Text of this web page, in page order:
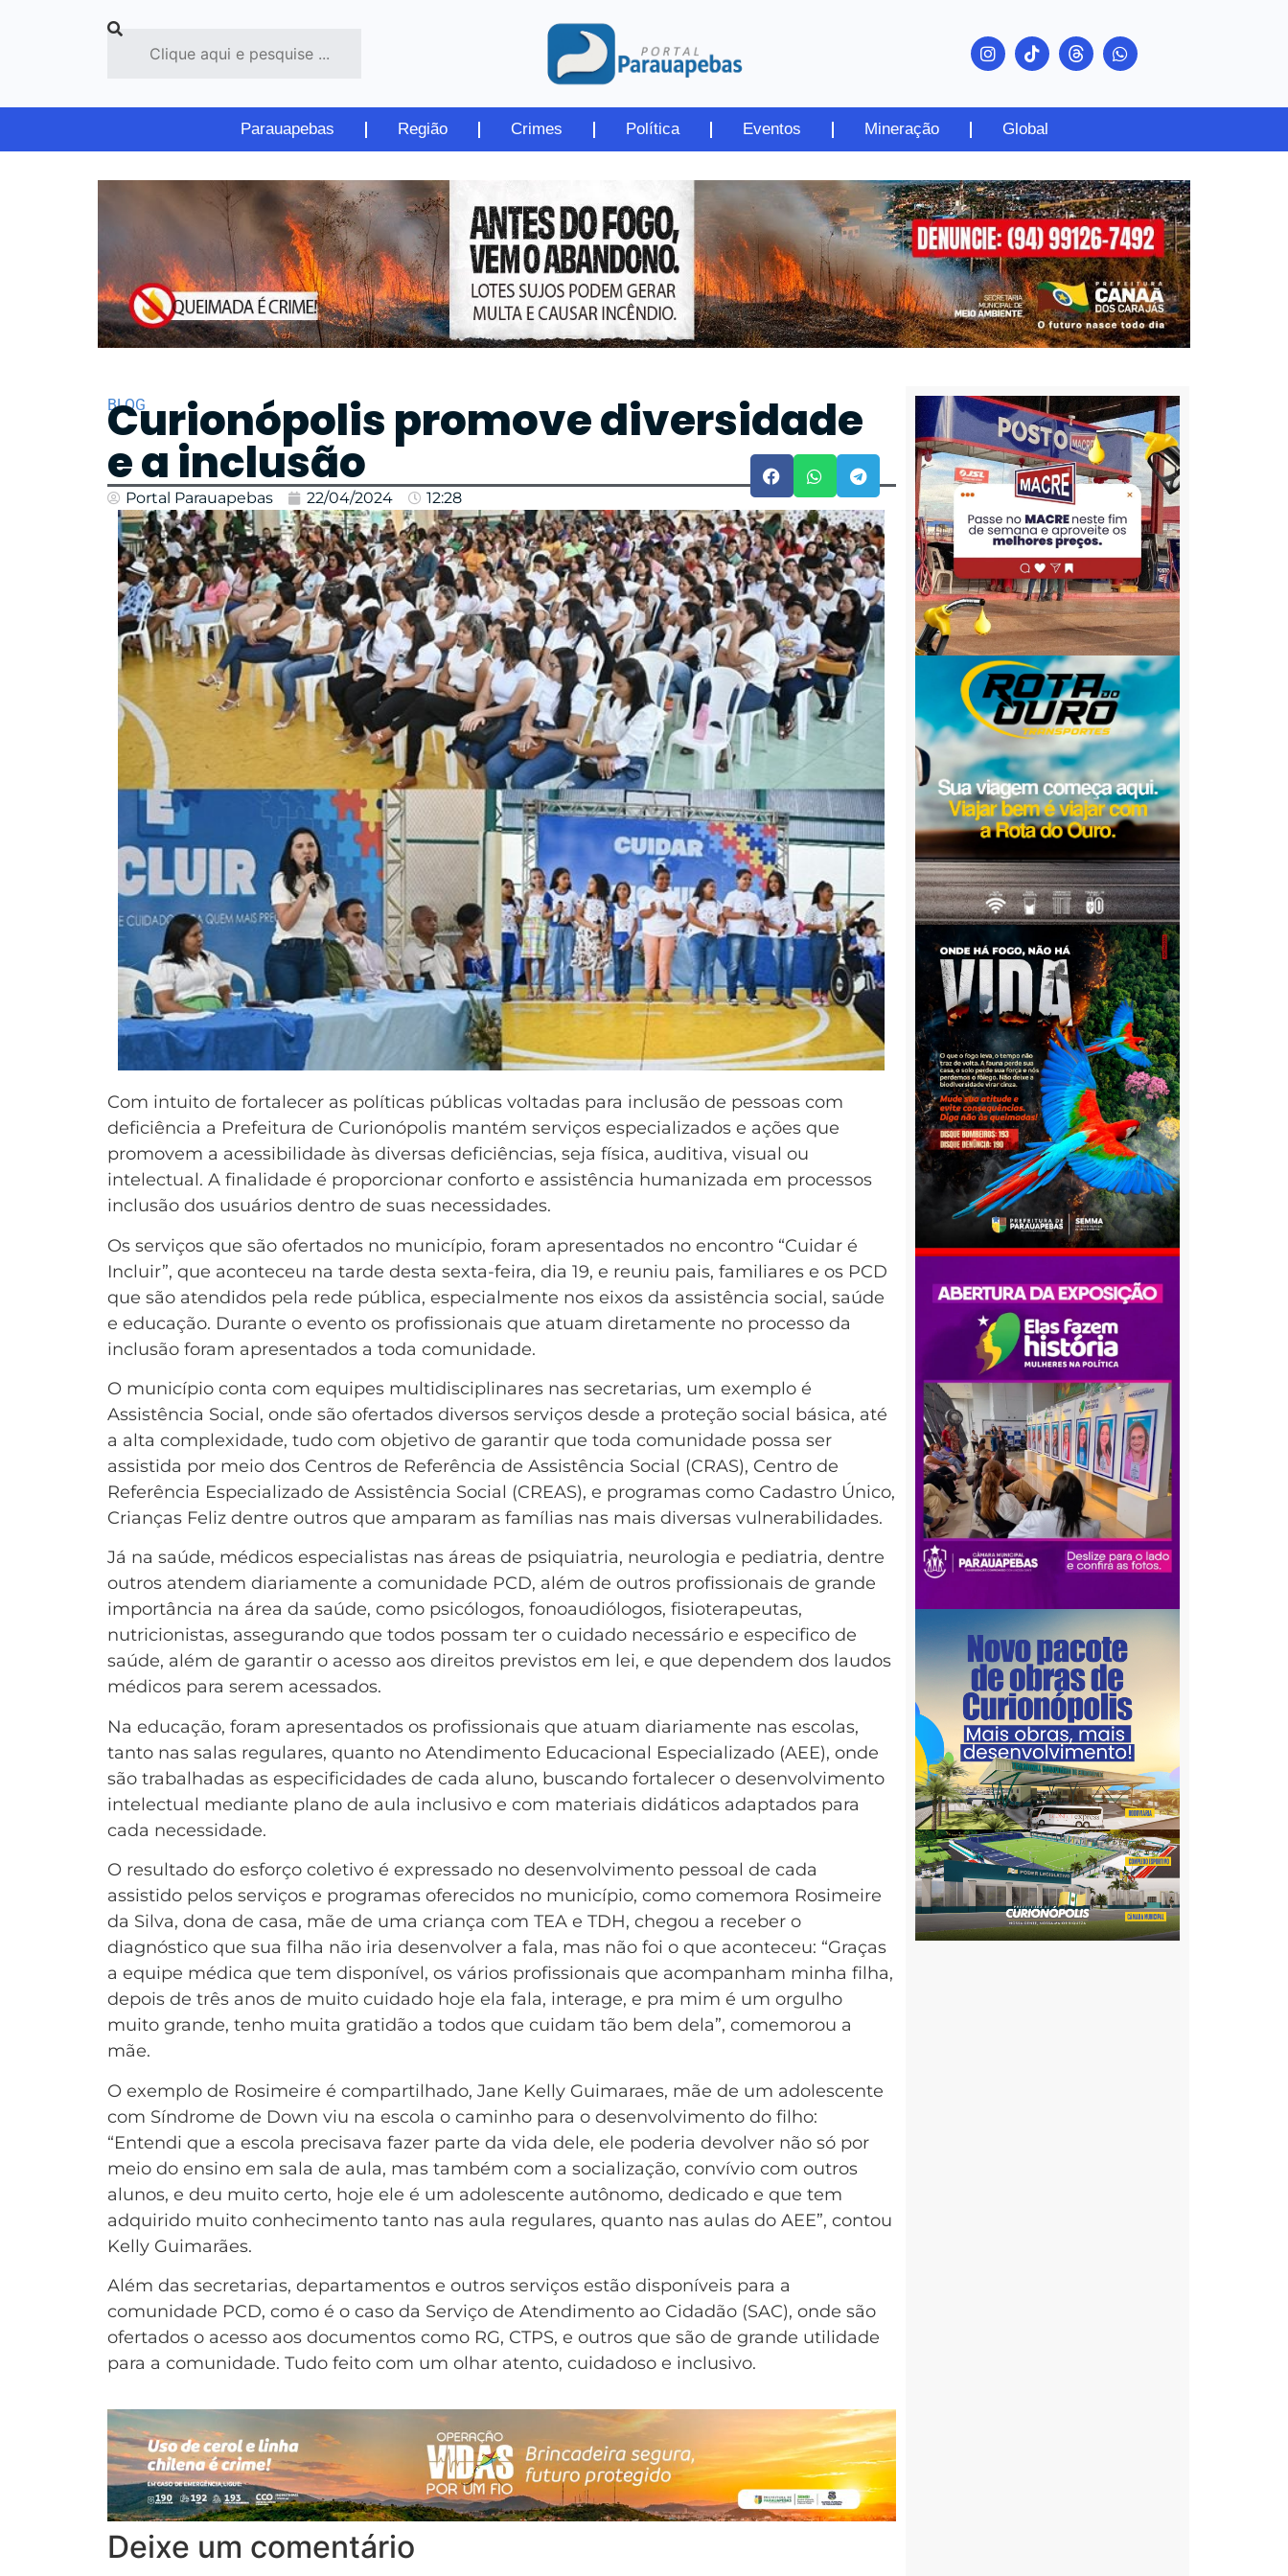
Parauapebas Região Crimes Política Eventos Mineração Global
BLOG
Curionópolis promove diversidade
e a inclusão
Portal Parauapebas 22/04/2024 12:28
Com intuito de fortalecer as políticas públicas voltadas para inclusão de pessoas com
deficiência a Prefeitura de Curionópolis mantém serviços especializados e ações que
promovem a acessibilidade às diversas deficiências, seja física, auditiva, visual ou
intelectual. A finalidade é proporcionar conforto e assistência humanizada em processos
inclusão dos usuários dentro de suas necessidades.
Os serviços que são ofertados no município, foram apresentados no encontro “Cuidar é
Incluir”, que aconteceu na tarde desta sexta-feira, dia 19, e reuniu pais, familiares e os PCD
que são atendidos pela rede pública, especialmente nos eixos da assistência social, saúde
e educação. Durante o evento os profissionais que atuam diretamente no processo da
inclusão foram apresentados a toda comunidade.
O município conta com equipes multidisciplinares nas secretarias, um exemplo é
Assistência Social, onde são ofertados diversos serviços desde a proteção social básica, até
a alta complexidade, tudo com objetivo de garantir que toda comunidade possa ser
assistida por meio dos Centros de Referência de Assistência Social (CRAS), Centro de
Referência Especializado de Assistência Social (CREAS), e programas como Cadastro Único,
Crianças Feliz dentre outros que amparam as famílias nas mais diversas vulnerabilidades.
Já na saúde, médicos especialistas nas áreas de psiquiatria, neurologia e pediatria, dentre
outros atendem diariamente a comunidade PCD, além de outros profissionais de grande
importância na área da saúde, como psicólogos, fonoaudiólogos, fisioterapeutas,
nutricionistas, assegurando que todos possam ter o cuidado necessário e especifico de
saúde, além de garantir o acesso aos direitos previstos em lei, e que dependem dos laudos
médicos para serem acessados.
Na educação, foram apresentados os profissionais que atuam diariamente nas escolas,
tanto nas salas regulares, quanto no Atendimento Educacional Especializado (AEE), onde
são trabalhadas as especificidades de cada aluno, buscando fortalecer o desenvolvimento
intelectual mediante plano de aula inclusivo e com materiais didáticos adaptados para
cada necessidade.
O resultado do esforço coletivo é expressado no desenvolvimento pessoal de cada
assistido pelos serviços e programas oferecidos no município, como comemora Rosimeire
da Silva, dona de casa, mãe de uma criança com TEA e TDH, chegou a receber o
diagnóstico que sua filha não iria desenvolver a fala, mas não foi o que aconteceu: “Graças
a equipe médica que tem disponível, os vários profissionais que acompanham minha filha,
depois de três anos de muito cuidado hoje ela fala, interage, e pra mim é um orgulho
muito grande, tenho muita gratidão a todos que cuidam tão bem dela”, comemorou a
mãe.
O exemplo de Rosimeire é compartilhado, Jane Kelly Guimaraes, mãe de um adolescente
com Síndrome de Down viu na escola o caminho para o desenvolvimento do filho:
“Entendi que a escola precisava fazer parte da vida dele, ele poderia devolver não só por
meio do ensino em sala de aula, mas também com a socialização, convívio com outros
alunos, e deu muito certo, hoje ele é um adolescente autônomo, dedicado e que tem
adquirido muito conhecimento tanto nas aula regulares, quanto nas aulas do AEE”, contou
Kelly Guimarães.
Além das secretarias, departamentos e outros serviços estão disponíveis para a
comunidade PCD, como é o caso da Serviço de Atendimento ao Cidadão (SAC), onde são
ofertados o acesso aos documentos como RG, CTPS, e outros que são de grande utilidade
para a comunidade. Tudo feito com um olhar atento, cuidadoso e inclusivo.
Deixe um comentário
PUBLICIDADE